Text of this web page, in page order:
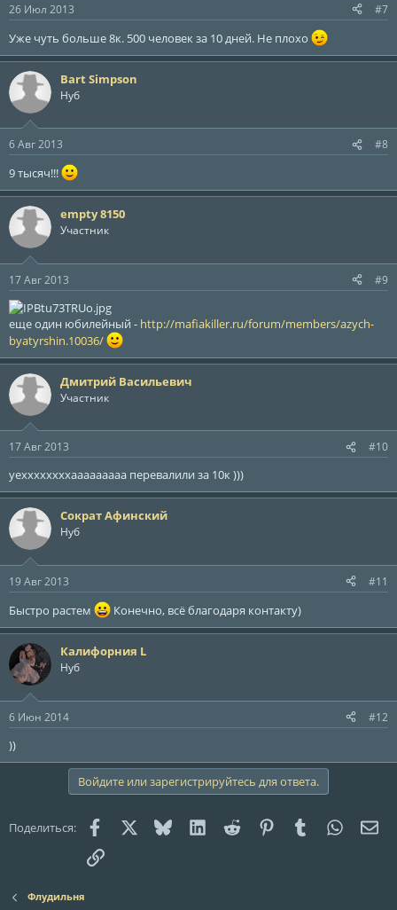
26 Июл 2013 #7
Уже чуть больше 8к. 500 человек за 10 дней. Не плохо
Bart Simpson
Нуб
6 Авг 2013 #8
9 тысяч!!!
empty 8150
Участник
17 Авг 2013 #9
еще один юбилейный - http://mafiakiller.ru/forum/members/azych-
byatyrshin.10036/
Дмитрий Васильевич
Участник
17 Авг 2013 #10
уеххххххххааааааааа перевалили за 10к )))
Сократ Афинский
Нуб
19 Авг 2013 #11
Быстро растем Конечно, всё благодаря контакту)
Калифорния L
Нуб
6 Июн 2014 #12
))
Войдите или зарегистрируйтесь для ответа.
Поделиться: FacebookX (Twitter)
Bluesky LinkedInReddit PinterestTumblr
Ссылка
Флудильня